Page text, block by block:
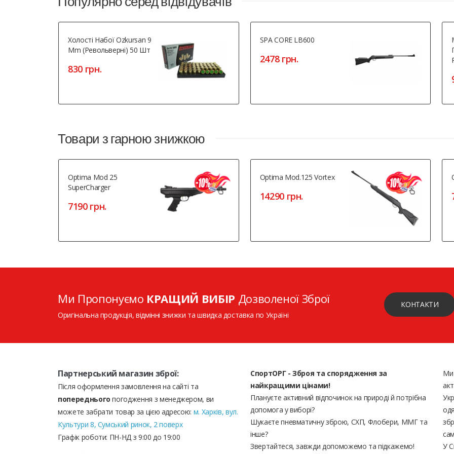
Холості Набої Ozkursan 9
Mm (револьверні) 50 Шт
830 грн.
SPA CORE LB600
2478 грн.
Товари з гарною знижкою
Optima Mod 25
SuperCharger
7190 грн.
Optima Mod.125 Vortex
14290 грн.
Ми Пропонуємо КРАЩИЙ ВИБІР Дозволеної Зброї
Оригінальна продукція, відмінні знижки та швидка доставка по Україні
КОНТАКТИ
Партнерський магазин зброї:
Після оформлення замовлення на сайті та
попереднього погодження з менеджером, ви
можете забрати товар за цією адресою: м. Харків, вул.
Культури 8, Сумський ринок, 2 поверх
Графік роботи: ПН-НД з 9:00 до 19:00
СпортОРГ - Зброя та спорядження за
найкращими цінами!
Плануєте активний відпочинок на природі й потрібна
допомога у виборі?
Шукаєте пневматичну зброю, СХП, Флобери, ММГ та
інше?
Звертайтеся, завжди допоможемо та підкажемо!
Ми
У